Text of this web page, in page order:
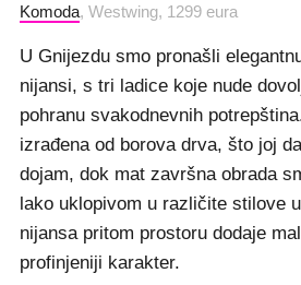
Komoda, Westwing, 1299 eura
U Gnijezdu smo pronašli
nijansi, s tri ladice koje nude
pohranu svakodnevnih
izrađena od borova drva, što joj
dojam, dok mat završna obrada
lako uklopivom u različite stilove
nijansa pritom prostoru dodaje
profinjeniji karakter.